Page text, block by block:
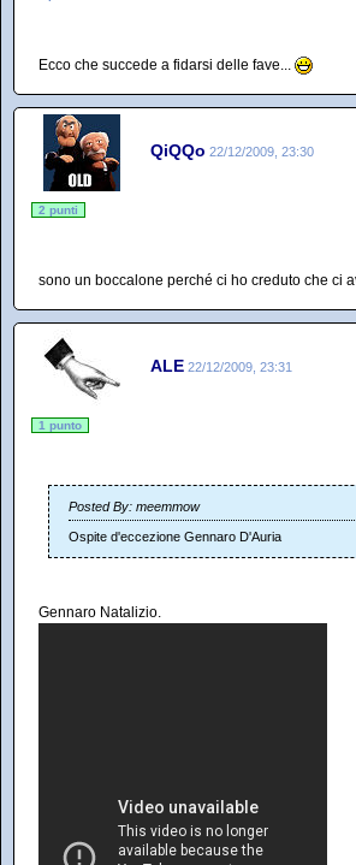
Ecco che succede a fidarsi delle fave...
QiQQo 22/12/2009, 23:30
2 punti
sono un boccalone perché ci ho creduto che ci
ALE 22/12/2009, 23:31
1 punto
Posted By: meemmow
Ospite d'eccezione Gennaro D'Auria
Gennaro Natalizio.